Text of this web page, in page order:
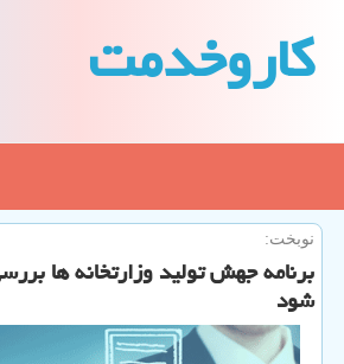
كاروخدمت
نوبخت:
برنامه جهش تولید وزارتخانه ها
شود